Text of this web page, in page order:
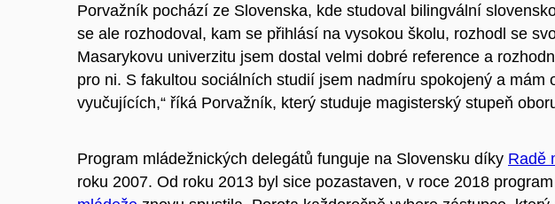
Porvažník pochází ze Slovenska, kde studoval bilingvální
se ale rozhodoval, kam se přihlásí na vysokou školu, rozhodl se
Masarykovu univerzitu jsem dostal velmi dobré reference a
pro ni. S fakultou sociálních studií jsem nadmíru spokojený a mám
vyučujících,“ říká Porvažník, který studuje magisterský stupeň
Program mládežnických delegátů funguje na Slovensku díky Radě
roku 2007. Od roku 2013 byl sice pozastaven, v roce 2018